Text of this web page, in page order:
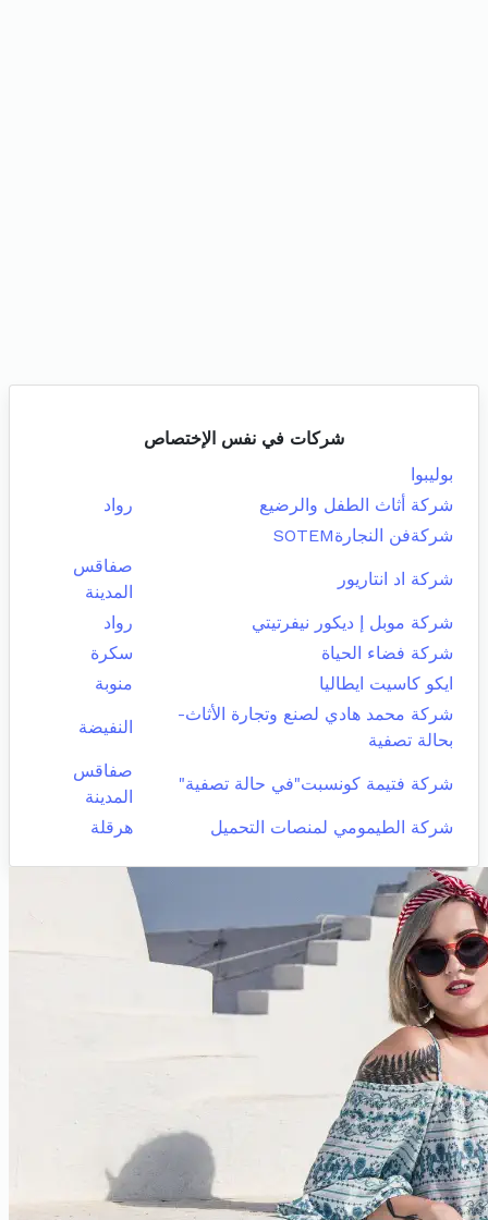
شركات في نفس الإختصاص
بوليبوا
شركة أثاث الطفل والرضيع
رواد
شركةفن النجارةSOTEM
شركة اد انتاريور
صفاقس
المدينة
شركة موبل إ ديكور نيفرتيتي
رواد
شركة فضاء الحياة
سكرة
ايكو كاسيت ايطاليا
منوبة
شركة محمد هادي لصنع وتجارة الأثاث-
بحالة تصفية
النفيضة
شركة فتيمة كونسبت"في حالة تصفية"
صفاقس
المدينة
شركة الطيمومي لمنصات التحميل
هرقلة